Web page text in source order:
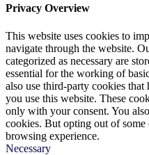
Privacy Overview
This website uses cookies to
navigate through the website.
categorized as necessary are
essential for the working of
also use third-party cookies
you use this website. These
only with your consent. You
cookies. But opting out of
browsing experience.
Necessary